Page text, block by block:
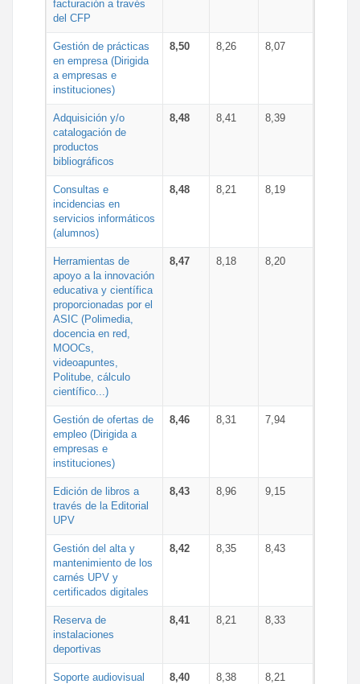
facturación a través
del CFP
Gestión de prácticas
en empresa (Dirigida
a empresas e
instituciones)
8,50 8,26 8,07
Adquisición y/o
catalogación de
productos
bibliográficos
8,48 8,41 8,39
Consultas e
incidencias en
servicios informáticos
(alumnos)
8,48 8,21 8,19
Herramientas de
apoyo a la innovación
educativa y científica
proporcionadas por el
ASIC (Polimedia,
docencia en red,
MOOCs,
videoapuntes,
Politube, cálculo
científico...)
8,47 8,18 8,20
Gestión de ofertas de
empleo (Dirigida a
empresas e
instituciones)
8,46 8,31 7,94
Edición de libros a
través de la Editorial
UPV
8,43 8,96 9,15
Gestión del alta y
mantenimiento de los
carnés UPV y
certificados digitales
8,42 8,35 8,43
Reserva de
instalaciones
deportivas
8,41 8,21 8,33
Soporte audiovisual
8,40 8,38 8,21